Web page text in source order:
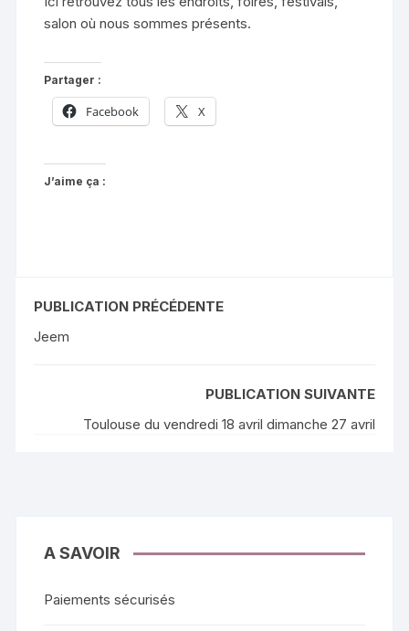
salon où nous sommes présents.
Partager :
Facebook X
J’aime ça :
PUBLICATION PRÉCÉDENTE
Jeem
PUBLICATION SUIVANTE
Toulouse du vendredi 18 avril dimanche 27 avril
A SAVOIR
Paiements sécurisés